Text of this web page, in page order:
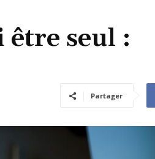
être seul :
Partager